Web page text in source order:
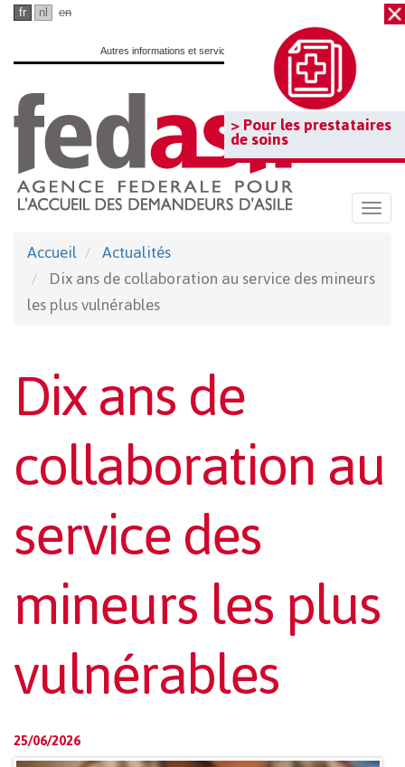
Passer
contenu
principal
> Pour les prestataires
de soins
fr nl en
Autres informations et services officiels :www.belgium.be
Accueil
Actualités
Dix ans de collaboration au service des mineurs
les plus vulnérables
Dix ans de
collaboration au
service des
mineurs les plus
vulnérables
25/06/2026